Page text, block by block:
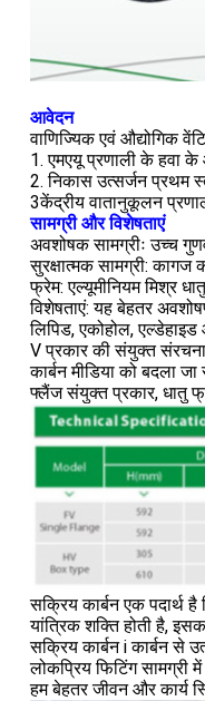
आवेदन
वाणिज्यिक एवं औद्योगिक
1. एमएयू प्रणाली के हवा
2. निकास उत्सर्जन प्रथम
3केंद्रीय वातानुकूलन
सामग्री और विशेषताएं
अवशोषक सामग्रीः उच्च
सुरक्षात्मक सामग्री:
फ्रेम: एल्यूमीनियम मिश्र
विशेषताएं: यह बेहतर
लिपिड, एकोहोल,
V प्रकार की संयुक्त
कार्बन मीडिया को बदला
फ्लैंज संयुक्त प्रकार, धातु
सक्रिय कार्बन एक पदार्थ
यांत्रिक शक्ति होती है,
सक्रिय कार्बन i कार्बन से
लोकप्रिय फिटिंग सामग्री
हम बेहतर जीवन और कार्य